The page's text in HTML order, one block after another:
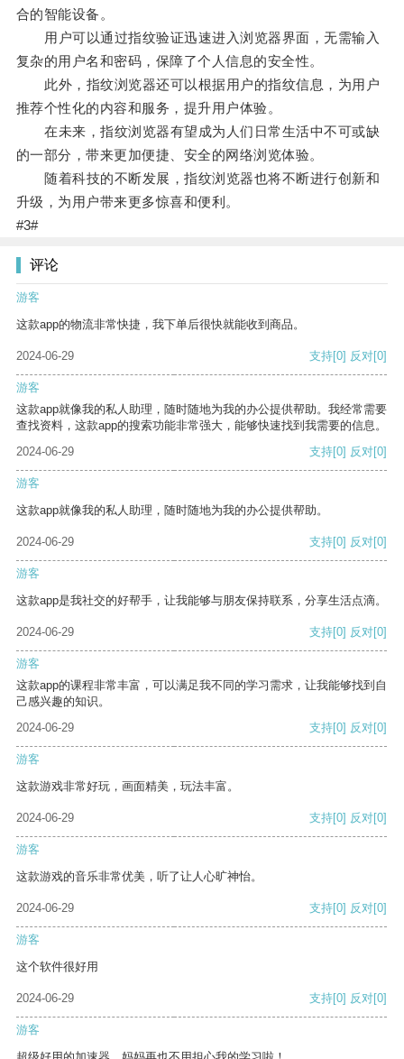
合的智能设备。
用户可以通过指纹验证迅速进入浏览器界面，无需输入
复杂的用户名和密码，保障了个人信息的安全性。
此外，指纹浏览器还可以根据用户的指纹信息，为用户
推荐个性化的内容和服务，提升用户体验。
在未来，指纹浏览器有望成为人们日常生活中不可或缺
的一部分，带来更加便捷、安全的网络浏览体验。
随着科技的不断发展，指纹浏览器也将不断进行创新和
升级，为用户带来更多惊喜和便利。
#3#
评论
游客
这款app的物流非常快捷，我下单后很快就能收到商品。
2024-06-29 支持[0] 反对[0]
游客
这款app就像我的私人助理，随时随地为我的办公提供帮助。我经常需要
查找资料，这款app的搜索功能非常强大，能够快速找到我需要的信息。
2024-06-29
支持[0] 反对[0]
游客
这款app就像我的私人助理，随时随地为我的办公提供帮助。
2024-06-29 支持[0] 反对[0]
游客
这款app是我社交的好帮手，让我能够与朋友保持联系，分享生活点滴。
2024-06-29 支持[0] 反对[0]
游客
这款app的课程非常丰富，可以满足我不同的学习需求，让我能够找到自
己感兴趣的知识。
2024-06-29
支持[0] 反对[0]
游客
这款游戏非常好玩，画面精美，玩法丰富。
2024-06-29 支持[0] 反对[0]
游客
这款游戏的音乐非常优美，听了让人心旷神怡。
2024-06-29 支持[0] 反对[0]
游客
这个软件很好用
2024-06-29 支持[0] 反对[0]
游客